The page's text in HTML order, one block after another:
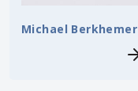
Michael Berkhemer